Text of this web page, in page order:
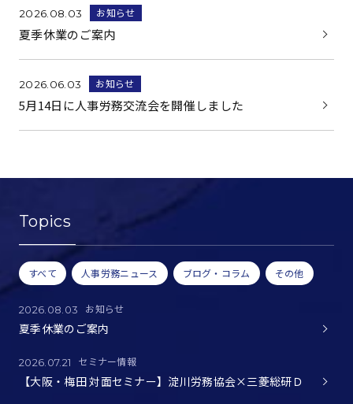
Topics
すべて 人事労務ニュース ブログ・コラム その他
2026.08.03 お知らせ
夏季休業のご案内
2026.07.21 セミナー情報
【大阪・梅田 対面セミナー】淀川労務協会×三菱総研Ｄ
2026.08.03 お知らせ
夏季休業のご案内
2026.06.03 お知らせ
5月14日に人事労務交流会を開催しました